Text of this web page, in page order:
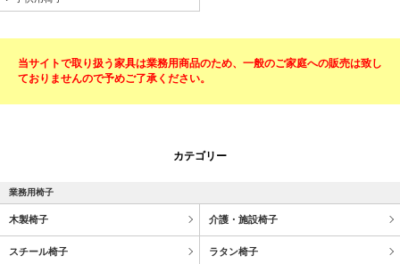
当サイトで取り扱う家具は業務用商品のため、一般のご家庭への販売は致し
ておりませんので予めご了承ください。
カテゴリー
業務用椅子
木製椅子 介護・施設椅子
スチール椅子 ラタン椅子